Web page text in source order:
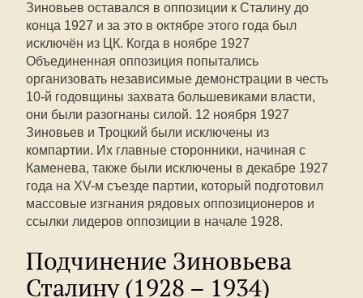
Зиновьев оставался в оппозиции к Сталину до
конца 1927 и за это в октябре этого года был
исключён из ЦК. Когда в ноябре 1927
Объединенная оппозиция попытались
организовать независимые демонстрации в честь
10-й годовщины захвата большевиками власти,
они были разогнаны силой. 12 ноября 1927
Зиновьев и Троцкий были исключены из
компартии. Их главные сторонники, начиная с
Каменева, также были исключены в декабре 1927
года на XV-м съезде партии, который подготовил
массовые изгнания рядовых оппозиционеров и
ссылки лидеров оппозиции в начале 1928.
Подчинение Зиновьева
Сталину (1928 – 1934)